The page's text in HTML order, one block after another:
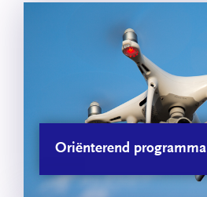
Oriënterend programma